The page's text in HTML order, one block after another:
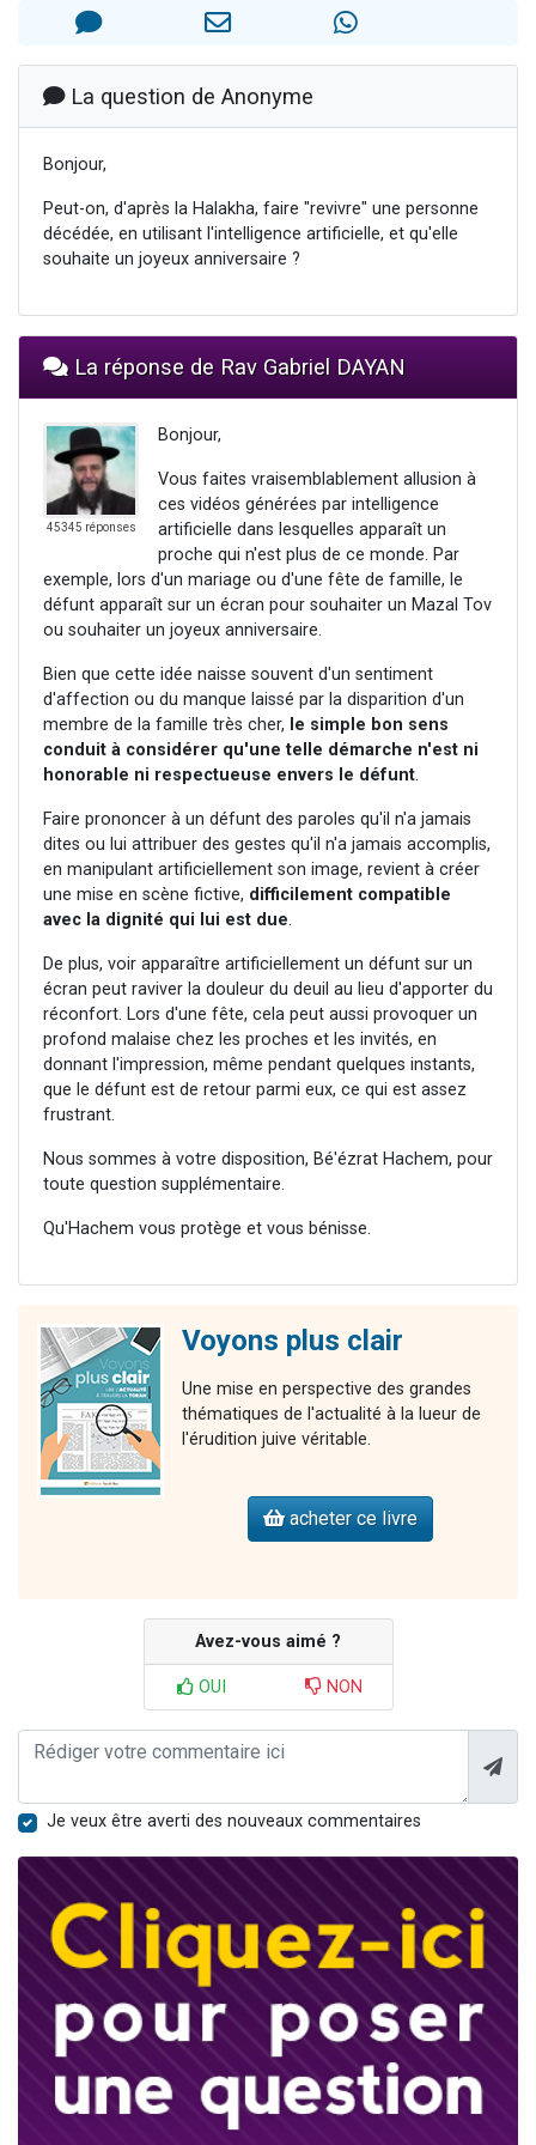
Il reste 49 places pour étudier en groupe sur Zoom
2 nouvelles musiques dans Torah-Box Music
La question de Anonyme
Bonjour,
Peut-on, d'après la Halakha, faire "revivre" une personne
décédée, en utilisant l'intelligence artificielle, et qu'elle
souhaite un joyeux anniversaire ?
La réponse de Rav Gabriel DAYAN
45345 réponses
Bonjour,
Vous faites vraisemblablement allusion à
ces vidéos générées par intelligence
artificielle dans lesquelles apparaît un
proche qui n'est plus de ce monde. Par
exemple, lors d'un mariage ou d'une fête de famille, le
défunt apparaît sur un écran pour souhaiter un Mazal Tov
ou souhaiter un joyeux anniversaire.
Bien que cette idée naisse souvent d'un sentiment
d'affection ou du manque laissé par la disparition d'un
membre de la famille très cher, le simple bon sens
conduit à considérer qu'une telle démarche n'est ni
honorable ni respectueuse envers le défunt.
Faire prononcer à un défunt des paroles qu'il n'a jamais
dites ou lui attribuer des gestes qu'il n'a jamais accomplis,
en manipulant artificiellement son image, revient à créer
une mise en scène fictive, difficilement compatible
avec la dignité qui lui est due.
De plus, voir apparaître artificiellement un défunt sur un
écran peut raviver la douleur du deuil au lieu d'apporter du
réconfort. Lors d'une fête, cela peut aussi provoquer un
profond malaise chez les proches et les invités, en
donnant l'impression, même pendant quelques instants,
que le défunt est de retour parmi eux, ce qui est assez
frustrant.
Nous sommes à votre disposition, Bé'ézrat Hachem, pour
toute question supplémentaire.
Qu'Hachem vous protège et vous bénisse.
Voyons plus clair
Une mise en perspective des grandes
thématiques de l'actualité à la lueur de
l'érudition juive véritable.
acheter ce livre
Avez-vous aimé ?
OUI NON
Je veux être averti des nouveaux commentaires